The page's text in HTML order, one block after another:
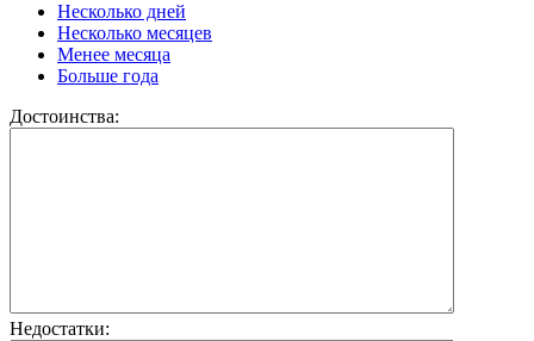
Несколько дней
Несколько месяцев
Менее месяца
Больше года
Достоинства:
Недостатки: